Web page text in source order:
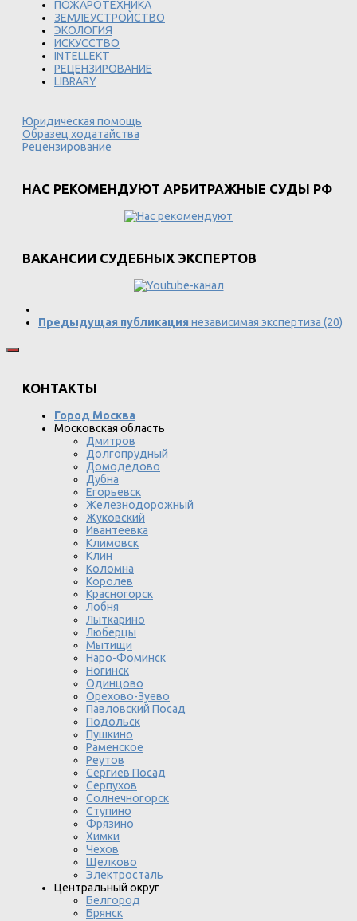
ПОЖАРОТЕХНИКА
ЗЕМЛЕУСТРОЙСТВО
ЭКОЛОГИЯ
ИСКУССТВО
INTELLEKT
РЕЦЕНЗИРОВАНИЕ
LIBRARY
Юридическая помощь
Образец ходатайства
Рецензирование
НАС РЕКОМЕНДУЮТ АРБИТРАЖНЫЕ СУДЫ РФ
ВАКАНСИИ СУДЕБНЫХ ЭКСПЕРТОВ
Предыдущая публикация независимая экспертиза (20)
КОНТАКТЫ
Город Москва
Московская область
Дмитров
Долгопрудный
Домодедово
Дубна
Егорьевск
Железнодорожный
Жуковский
Ивантеевка
Климовск
Клин
Коломна
Королев
Красногорск
Лобня
Лыткарино
Люберцы
Мытищи
Наро-Фоминск
Ногинск
Одинцово
Орехово-Зуево
Павловский Посад
Подольск
Пушкино
Раменское
Реутов
Сергиев Посад
Серпухов
Солнечногорск
Ступино
Фрязино
Химки
Чехов
Щелково
Электросталь
Центральный округ
Белгород
Брянск